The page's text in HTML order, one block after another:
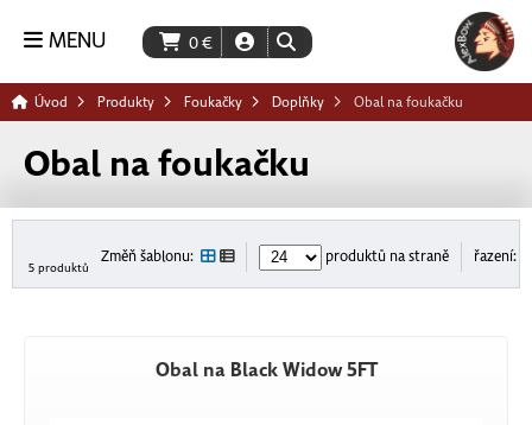
0€
MENU
Úvod Produkty Foukačky Doplňky Obal na foukačku
Obal na foukačku
5 produktů
Změň šablonu: produktů na straně řazení:
Obal na Black Widow 5FT